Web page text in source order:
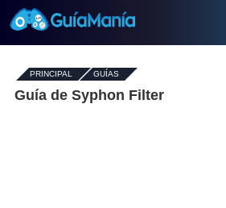
PRINCIPAL - GUÍAS-
Guía de Syphon Filter